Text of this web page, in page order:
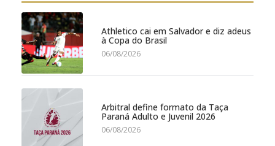
Athletico cai em Salvador e diz adeus
à Copa do Brasil
06/08/2026
Arbitral define formato da Taça
Paraná Adulto e Juvenil 2026
06/08/2026